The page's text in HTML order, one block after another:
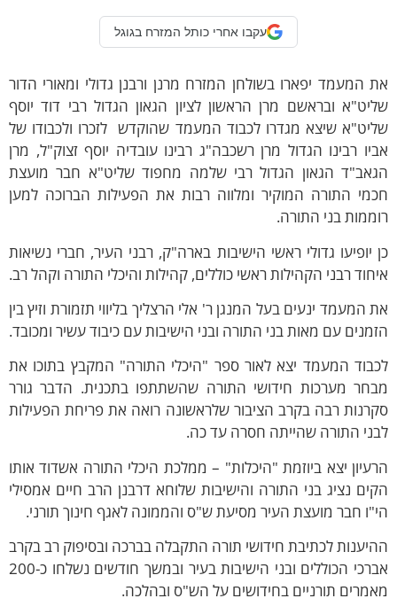
עקבו אחרי כותל המזרח בגוגל
המעמד יפארו בשולחן המזרח מרנן ורבנן גדולי ומאורי הדור
ובראשם מרן הראשון לציון הגאון הגדול רבי דוד יוסף
שיצא מגדרו לכבוד המעמד שהוקדש לזכרו ולכבודו של
רבינו הגדול מרן רשכבה"ג רבינו עובדיה יוסף זצוק"ל, מרן
הגאון הגדול רבי שלמה מחפוד שליט"א חבר מועצת
התורה המוקיר ומלווה רבות את הפעילות הברוכה למען
בני התורה.
יופיעו גדולי ראשי הישיבות בארה"ק, רבני העיר, חברי נשיאות
רבני הקהילות ראשי כוללים, קהילות והיכלי התורה וקהל רב.
המעמד ינעים בעל המנגן ר' אלי הרצליך בליווי תזמורת וזיץ בין
עם מאות בני התורה ובני הישיבות עם כיבוד עשיר ומכובד.
המעמד יצא לאור ספר "היכלי התורה" המקבץ בתוכו את
מערכות חידושי התורה שהשתתפו בתכנית. הדבר גורר
רבה בקרב הציבור שלראשונה רואה את פריחת הפעילות
התורה שהייתה חסרה עד כה.
יצא ביוזמת "היכלות" – ממלכת היכלי התורה אשדוד אותו
נציג בני התורה והישיבות שלוחא דרבנן הרב חיים אמסילי
חבר מועצת העיר מסיעת ש"ס והממונה לאגף חינוך תורני.
לכתיבת חידושי תורה התקבלה בברכה ובסיפוק רב בקרב
אברכי הכוללים ובני הישיבות בעיר ובמשך חודשים נשלחו כ-200
תורניים בחידושים על הש"ס ובהלכה.